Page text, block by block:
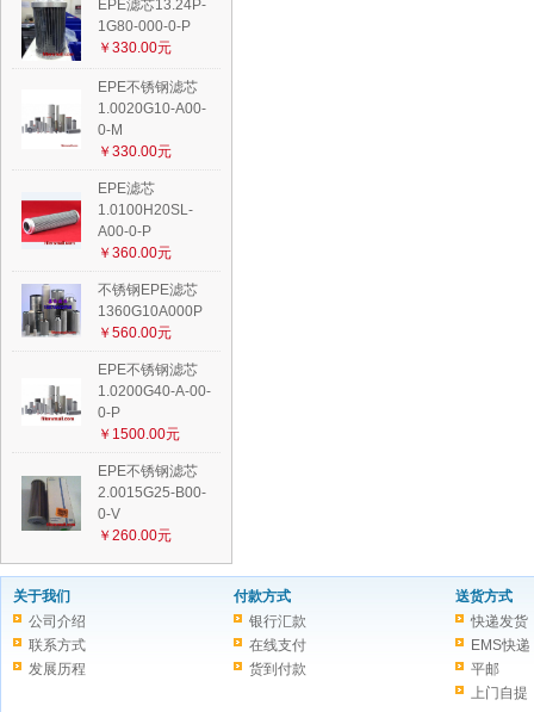
EPE滤芯13.24P-
1G80-000-0-P
￥330.00元
EPE不锈钢滤芯
1.0020G10-A00-
0-M
￥330.00元
EPE滤芯
1.0100H20SL-
A00-0-P
￥360.00元
不锈钢EPE滤芯
1360G10A000P
￥560.00元
EPE不锈钢滤芯
1.0200G40-A-00-
0-P
￥1500.00元
EPE不锈钢滤芯
2.0015G25-B00-
0-V
￥260.00元
关于我们
公司介绍
联系方式
发展历程
付款方式
银行汇款
在线支付
货到付款
送货方式
快递发货
EMS快递
平邮
上门自提